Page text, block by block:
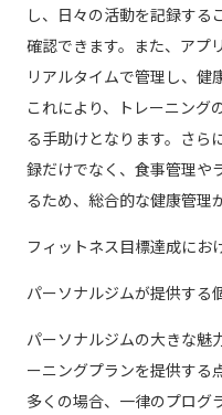
し、日々の活動を記録する
確認できます。また、アプ
リアルタイムで管理し、健
これにより、トレーニング
る手助けとなります。さら
録だけでなく、食事管理や
るため、総合的な健康管理
フィットネス目標達成にお
パーソナルジムが提供する
パーソナルジムの大きな魅
ーニングプランを提供する
多くの場合、一律のプログ